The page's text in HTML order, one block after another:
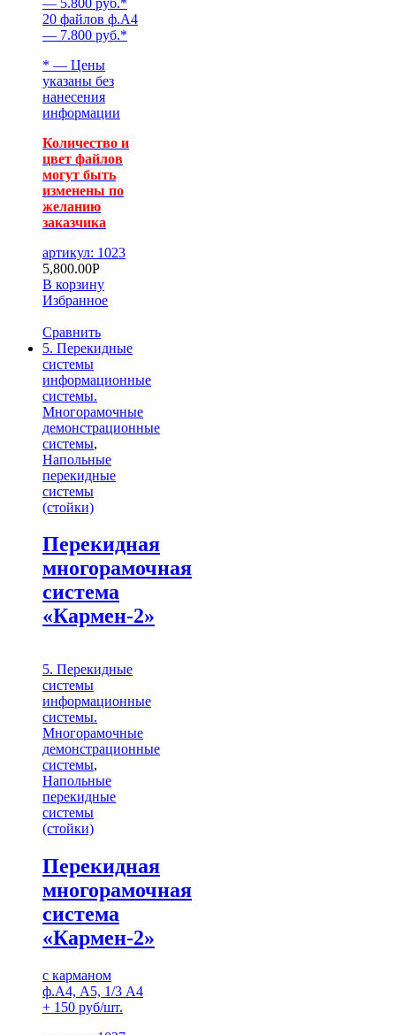
20 файлов ф.А4
— 7.800 руб.*
* — Цены
указаны без
нанесения
информации
Количество и
цвет файлов
могут быть
изменены по
желанию
заказчика
артикул: 1023
5,800.00Р
В корзину
Избранное
Сравнить
5. Перекидные
системы
информационные
системы.
Многорамочные
демонстрационные
системы,
Напольные
перекидные
системы
(стойки)
Перекидная
многорамочная
система
«Кармен-2»
5. Перекидные
системы
информационные
системы.
Многорамочные
демонстрационные
системы,
Напольные
перекидные
системы
(стойки)
Перекидная
многорамочная
система
«Кармен-2»
с карманом
ф.А4, А5, 1/3 А4
+ 150 руб/шт.